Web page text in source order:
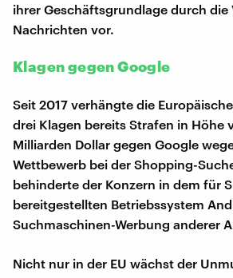
ihrer Geschäftsgrundlage durch
Nachrichten vor.
Klagen gegen Google
Seit 2017 verhängte die
drei Klagen bereits Strafen in Höhe
Milliarden Dollar gegen Google
Wettbewerb bei der Shopping-
behinderte der Konzern in dem für
bereitgestellten Betriebssystem
Suchmaschinen-Werbung anderer
Nicht nur in der EU wächst der